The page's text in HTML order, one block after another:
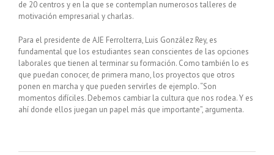
de 20 centros y en la que se contemplan numerosos talleres de
motivación empresarial y charlas.
Para el presidente de AJE Ferrolterra, Luis González Rey, es
fundamental que los estudiantes sean conscientes de las opciones
laborales que tienen al terminar su formación. Como también lo es
que puedan conocer, de primera mano, los proyectos que otros
ponen en marcha y que pueden servirles de ejemplo. “Son
momentos difíciles. Debemos cambiar la cultura que nos rodea. Y es
ahí donde ellos juegan un papel más que importante”, argumenta.